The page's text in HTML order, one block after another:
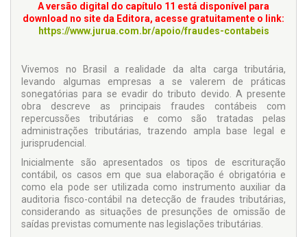
A versão digital do capítulo 11 está disponível para
download no site da Editora, acesse gratuitamente o link:
https://www.jurua.com.br/apoio/fraudes-contabeis
Vivemos no Brasil a realidade da alta carga tributária,
levando algumas empresas a se valerem de práticas
sonegatórias para se evadir do tributo devido. A presente
obra descreve as principais fraudes contábeis com
repercussões tributárias e como são tratadas pelas
administrações tributárias, trazendo ampla base legal e
jurisprudencial.
Inicialmente são apresentados os tipos de escrituração
contábil, os casos em que sua elaboração é obrigatória e
como ela pode ser utilizada como instrumento auxiliar da
auditoria fisco-contábil na detecção de fraudes tributárias,
considerando as situações de presunções de omissão de
saídas previstas comumente nas legislações tributárias.